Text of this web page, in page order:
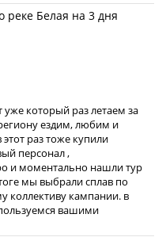
который раз летаем за
ездим, любим и
раз тоже купили
персонал ,
и моментально нашли тур
мы выбрали сплав по
коллективу кампании. в
вашими